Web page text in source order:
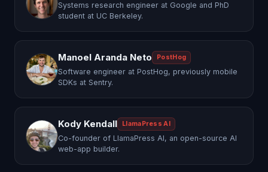
Systems research engineer at Google and PhD
student at UC Berkeley.
Manoel Aranda Neto PostHog
Software engineer at PostHog, previously mobile
SDKs at Sentry.
Kody Kendall LlamaPress AI
Co-founder of LlamaPress AI, an open-source AI
web-app builder.